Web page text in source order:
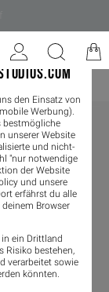
den Einsatz von
Werbung).
bestmögliche
unserer Website
und nicht-
"nur notwendige
der Website
und unsere
erfährst du alle
Browser
ein Drittland
Risiko bestehen,
verarbeitet sowie
könnten.